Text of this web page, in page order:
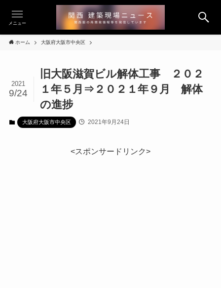
メニュー
ホーム 大阪府大阪市中央区
旧大阪滋賀ビル解体工事 ２０２
１年５月⇒２０２１年９月 解体
の進捗
2021
9/24
大阪府大阪市中央区 2021年9月24日
<スポンサードリンク>